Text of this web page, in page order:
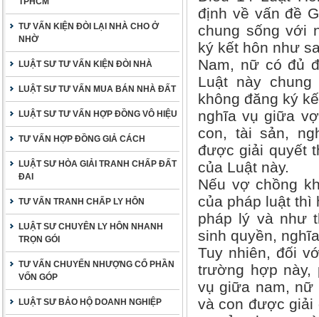
TƯ VẤN KIỆN ĐÒI LẠI NHÀ CHO Ở
NHỜ
LUẬT SƯ TƯ VẤN KIỆN ĐÒI NHÀ
LUẬT SƯ TƯ VẤN MUA BÁN NHÀ ĐẤT
LUẬT SƯ TƯ VẤN HỢP ĐỒNG VÔ HIỆU
TƯ VẤN HỢP ĐỒNG GIẢ CÁCH
LUẬT SƯ HÒA GIẢI TRANH CHẤP ĐẤT
ĐAI
TƯ VẤN TRANH CHẤP LY HÔN
LUẬT SƯ CHUYÊN LY HÔN NHANH
TRỌN GÓI
TƯ VẤN CHUYỂN NHƯỢNG CỔ PHẦN
VỐN GÓP
LUẬT SƯ BẢO HỘ DOANH NGHIỆP
định về vấn đề
chung sống với
ký kết hôn như
Nam, nữ có đủ
Luật này
không đăng ký
nghĩa vụ giữa
con, tài sản,
được giải quyết
của Luật này.
Nếu vợ chồng
của pháp luật thì
pháp lý và như
sinh quyền,
Tuy nhiên, đối
trường hợp này,
vụ giữa nam, nữ
và con được giải